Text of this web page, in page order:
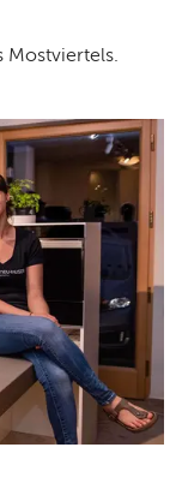
Mostviertels.